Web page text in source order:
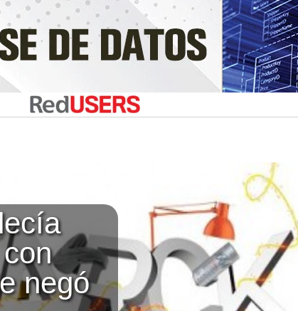
negó